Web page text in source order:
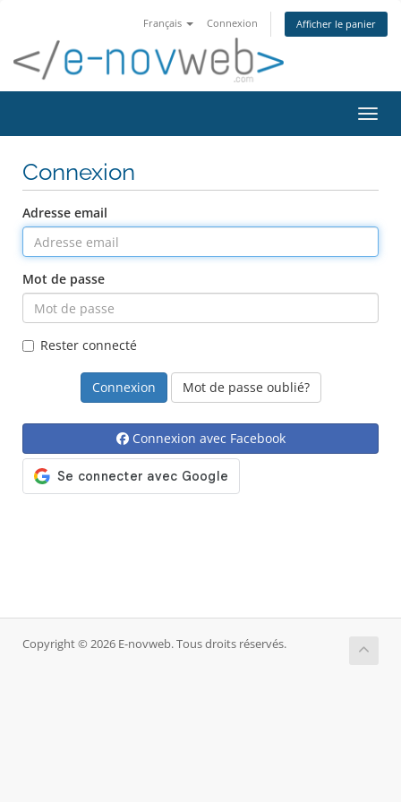
Français Connexion Afficher le panier
Connexion
Adresse email
Mot de passe
Rester connecté
Mot de passe oublié?
Connexion avec Facebook
Copyright © 2026 E-novweb. Tous droits réservés.